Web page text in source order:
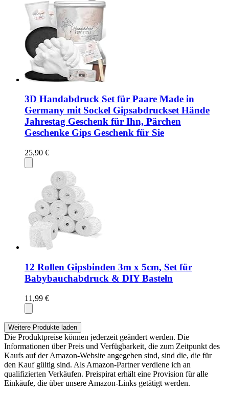
3D Handabdruck Set für Paare Made in
Germany mit Sockel Gipsabdruckset Hände
Jahrestag Geschenk für Ihn, Pärchen
Geschenke Gips Geschenk für Sie
25,90 €
12 Rollen Gipsbinden 3m x 5cm, Set für
Babybauchabdruck & DIY Basteln
11,99 €
Weitere Produkte laden
Die Produktpreise können jederzeit geändert werden. Die
Informationen über Preis und Verfügbarkeit, die zum Zeitpunkt des
Kaufs auf der Amazon-Website angegeben sind, sind die, die für
den Kauf gültig sind. Als Amazon-Partner verdiene ich an
qualifizierten Verkäufen. Preispirat erhält eine Provision für alle
Einkäufe, die über unsere Amazon-Links getätigt werden.